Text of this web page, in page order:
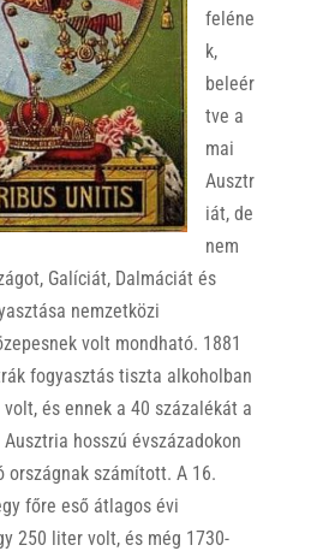
feléne
k,
beleér
tve a
mai
Ausztr
iát, de
nem
Galíciát, Dalmáciát és
nemzetközi
volt mondható. 1881
fogyasztás tiszta alkoholban
és ennek a 40 százalékát a
hosszú évszázadokon
országnak számított. A 16.
főre eső átlagos évi
250 liter volt, és még 1730-